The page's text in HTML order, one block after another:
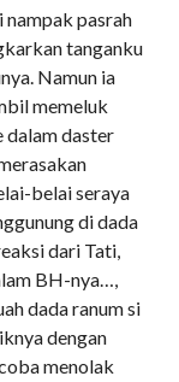
nampak pasrah
tanganku
Namun ia
memeluk
dalam daster
belai seraya
di dada
dari Tati,
BH-nya…,
dada ranum si
dengan
menolak